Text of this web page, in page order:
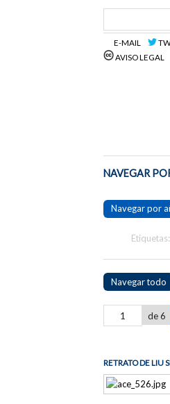
E-MAIL
AVISO LEGAL
NAVEGAR
Navegar por
Navegar todo
de 6
RETRATO DE LIU